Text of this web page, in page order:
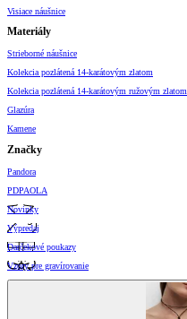
Visiace náušnice
Materiály
Strieborné náušnice
Kolekcia pozlátená 14-karátovým zlatom
Kolekcia pozlátená 14-karátovým ružovým zlatom
Glazúra
Kamene
Značky
Pandora
PDPAOLA
Novinky
Výpredaj
Darčekové poukazy
Vzory pre gravírovanie